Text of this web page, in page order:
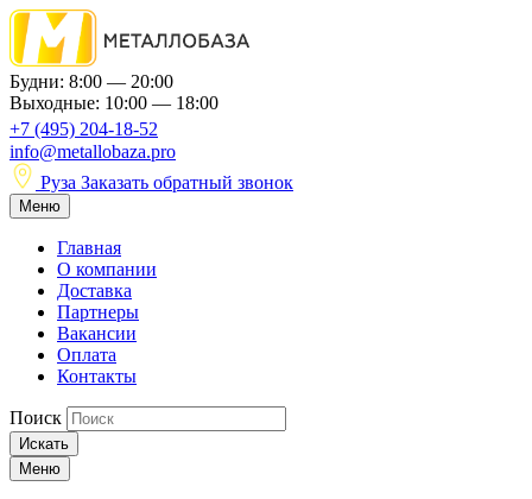
Будни: 8:00 — 20:00
Выходные: 10:00 — 18:00
+7 (495) 204-18-52
info@metallobaza.pro
Руза Заказать обратный звонок
Меню
Главная
О компании
Доставка
Партнеры
Вакансии
Оплата
Контакты
Поиск
Искать
Меню